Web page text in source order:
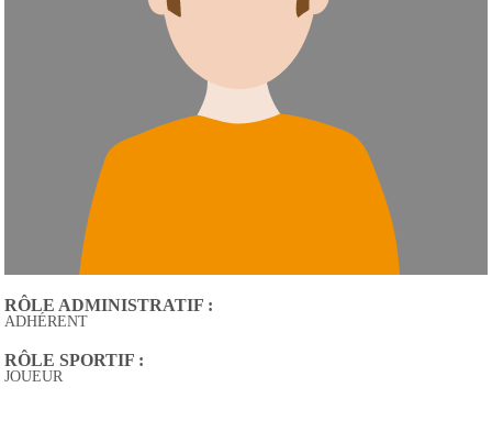
RÔLE ADMINISTRATIF :
ADHÉRENT
RÔLE SPORTIF :
JOUEUR